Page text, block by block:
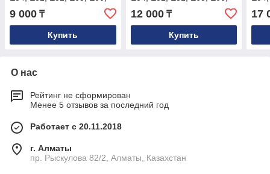
E60, E61, E63, E64
9 000 ₸
Купить
E60, E61, E63, E64
12 000₸
Купить
17
О нас
Рейтинг не сформирован
Менее 5 отзывов за последний год
Работает с 20.11.2018
г. Алматы
пр. Рыскулова 82/2, Алматы, Казахстан